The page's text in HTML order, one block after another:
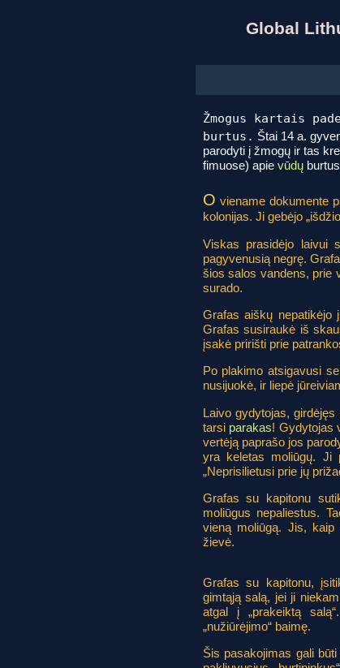
Global
Žmogus kartais
burtus. Štai 14 a.
parodyti į žmogų ir tas
fimuose) apie vūdų
O viename dokumente
kolonijas. Ji gebėjo
Viskas prasidėjo laivui
pagyvenusią negrę.
šios salos vandens, prie
surado.
Grafas aiškų nepatikėjo
Grafas susiraukė iš
įsakė pririšti prie
Po plakimo atsigavusi
nusijuokė, ir liepė
Laivo gydytojas, girdėjęs
tarsi parakas! Gydytojas
vertėją paprašo jos
yra keletas moliūgų. Ji
„Neprisilietusi prie jų
Grafas su kapitonu
moliūgus nepaliestus.
vieną moliūgą. Jis,
žievė.
Grafas su kapitonu,
gimtąją salą, jei ji
atgal į „prakeiktą
„nužiūrėjimo“ baimę.
Šis pasakojimas gali